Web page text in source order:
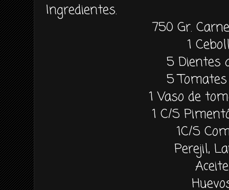
Ingredientes.
750 Gr.
1
5 Dientes
5
1 Vaso de
1 C/S
1C/S
Perejil,
Aceite